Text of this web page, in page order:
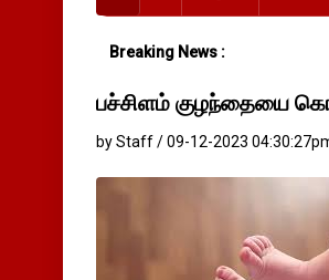
Breaking News :
பச்சிளம் குழந்தையை
by Staff / 09-12-2023